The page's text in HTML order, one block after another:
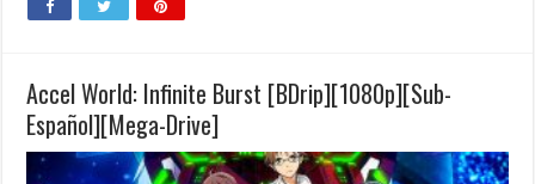
Accel World: Infinite Burst [BDrip][1080p][Sub-
Español][Mega-Drive]